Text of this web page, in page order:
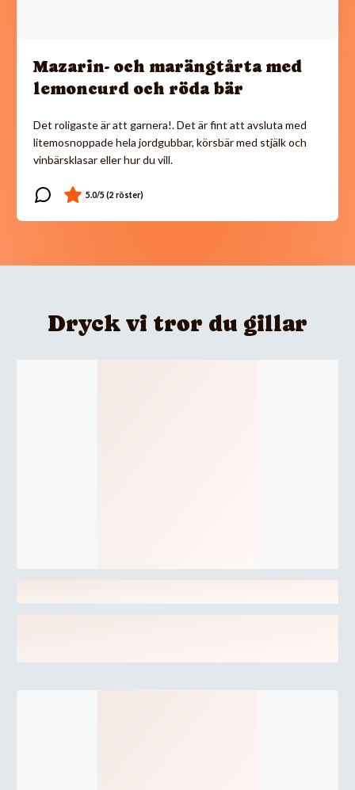
Mazarin- och marängtårta med
lemoncurd och röda bär
Det roligaste är att garnera!. Det är fint att avsluta med
litemosnoppade hela jordgubbar, körsbär med stjälk och
vinbärsklasar eller hur du vill.
Dryck vi tror du gillar